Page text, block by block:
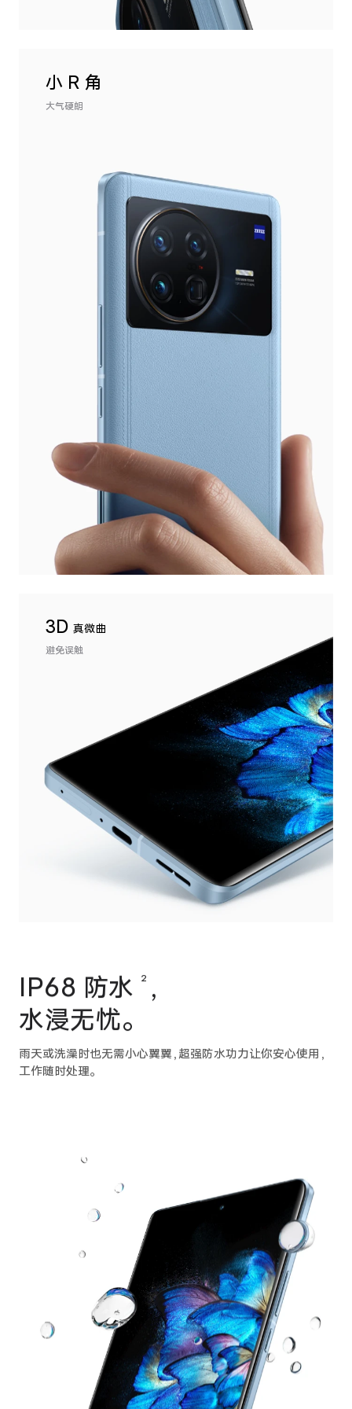
小 R 角
大气硬朗
3D 真微曲
避免误触
IP68 防水 2 ，
水浸无忧。
雨天或洗澡时也无需小心翼翼，超强防水功力让你安心使用，
工作随时处理。